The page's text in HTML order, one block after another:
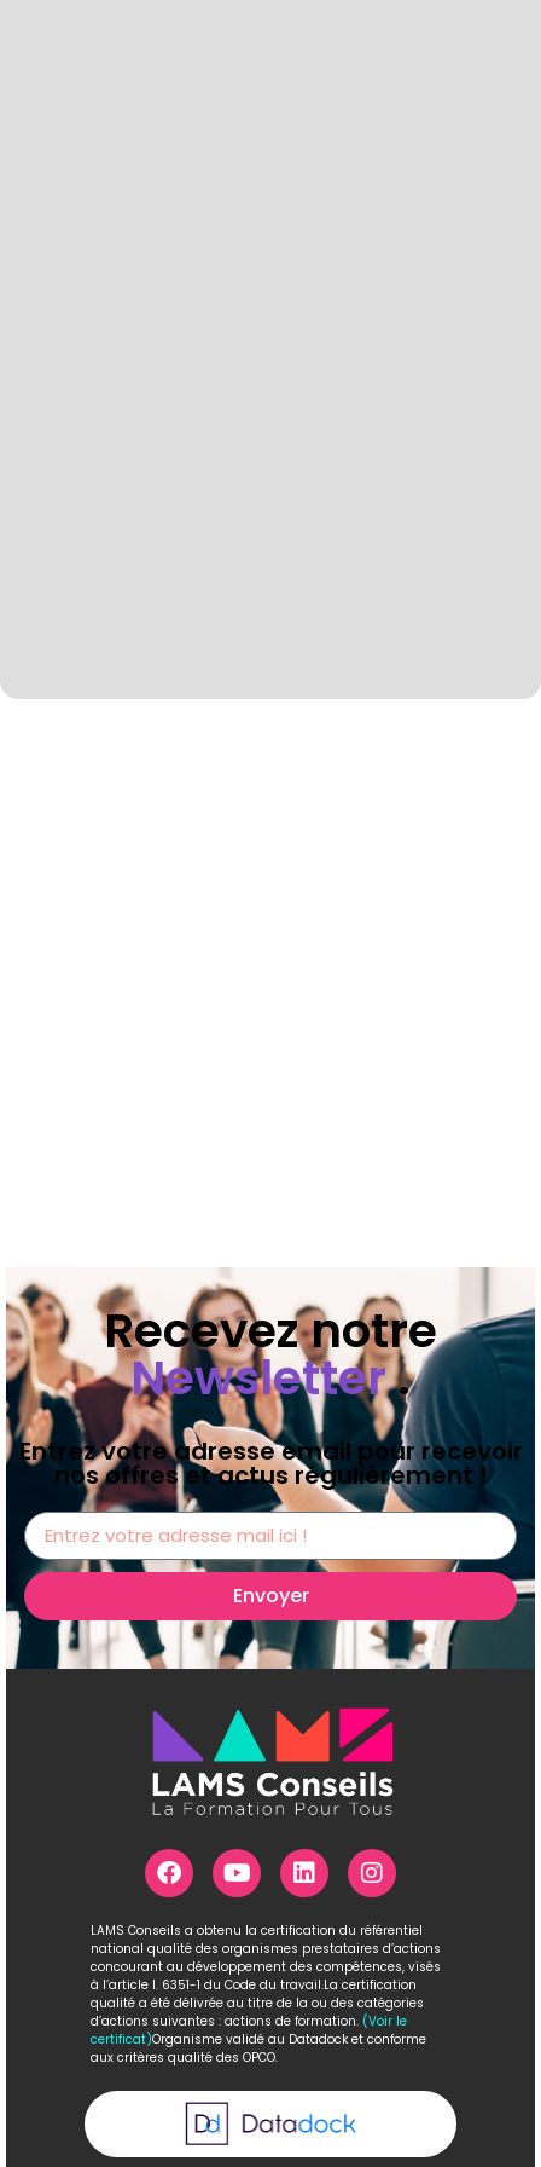
Recevez notre
Newsletter.
Entrez votre adresse email pour recevoir
nos offres et actus régulièrement !
Envoyer
LAMS Conseils a obtenu la certification du référentiel
national qualité des organismes prestataires d’actions
concourant au développement des compétences, visés
à l’article l. 6351-1 du Code du travail.La certification
qualité a été délivrée au titre de la ou des catégories
d’actions suivantes : actions de formation. (Voir le
certificat)Organisme validé au Datadock et conforme
aux critères qualité des OPCO.